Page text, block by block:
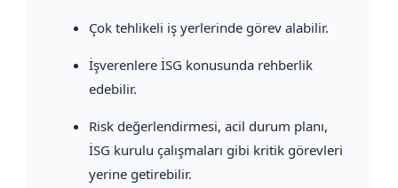
Çok tehlikeli iş yerlerinde görev alabilir.
İşverenlere İSG konusunda rehberlik
edebilir.
Risk değerlendirmesi, acil durum planı,
İSG kurulu çalışmaları gibi kritik görevleri
yerine getirebilir.